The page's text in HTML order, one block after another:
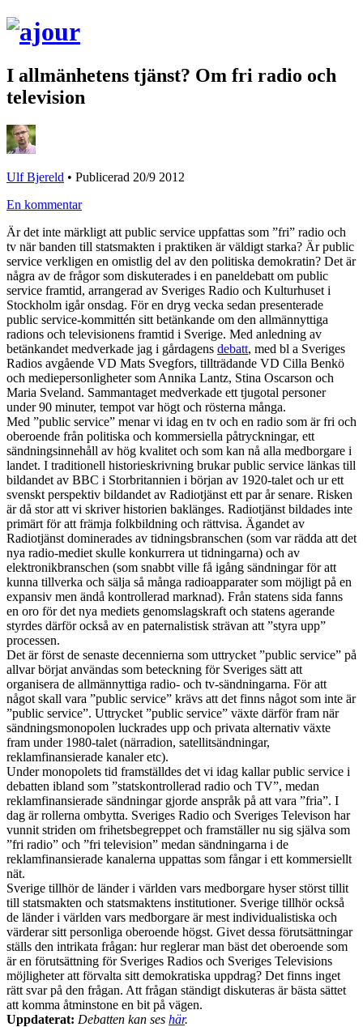
I allmänhetens tjänst? Om fri radio och
television
Ulf Bjereld • Publicerad 20/9 2012
En kommentar
Är det inte märkligt att public service uppfattas som ”fri” radio och
tv när banden till statsmakten i praktiken är väldigt starka? Är public
service verkligen en omistlig del av den politiska demokratin? Det är
några av de frågor som diskuterades i en paneldebatt om public
service framtid, arrangerad av Sveriges Radio och Kulturhuset i
Stockholm igår onsdag. För en dryg vecka sedan presenterade
public service-kommittén sitt betänkande om den allmännyttiga
radions och televisionens framtid i Sverige. Med anledning av
betänkandet medverkade jag i gårdagens debatt, med bl a Sveriges
Radios avgående VD Mats Svegfors, tillträdande VD Cilla Benkö
och mediepersonligheter som Annika Lantz, Stina Oscarson och
Maria Sveland. Sammantaget medverkade ett tjugotal personer
under 90 minuter, tempot var högt och rösterna många.
Med ”public service” menar vi idag en tv och en radio som är fri och
oberoende från politiska och kommersiella påtryckningar, ett
sändningsinnehåll av hög kvalitet och som kan nå alla medborgare i
landet. I traditionell historieskrivning brukar public service länkas till
bildandet av BBC i Storbritannien i början av 1920-talet och ur ett
svenskt perspektiv bildandet av Radiotjänst ett par år senare. Risken
är då stor att vi skriver historien baklänges. Radiotjänst bildades inte
primärt för att främja folkbildning och rättvisa. Ägandet av
Radiotjänst dominerades av tidningsbranschen (som var rädda att det
nya radio-mediet skulle konkurrera ut tidningarna) och av
elektronikbranschen (som snabbt ville få igång sändningar för att
kunna tillverka och sälja så många radioapparater som möjligt på en
expansiv men ändå kontrollerad marknad). Från statens sida fanns
en oro för det nya mediets genomslagskraft och statens agerande
styrdes därför också av en paternalistisk strävan att ”styra upp”
processen.
Det är först de senaste decennierna som uttrycket ”public service” på
allvar börjat användas som beteckning för Sveriges sätt att
organisera de allmännyttiga radio- och tv-sändningarna. För att
något skall vara ”public service” krävs att det finns något som inte är
”public service”. Uttrycket ”public service” växte därför fram när
sändningsmonopolen luckrades upp och privata alternativ växte
fram under 1980-talet (närradion, satellitsändningar,
reklamfinansierade kanaler etc).
Under monopolets tid framställdes det vi idag kallar public service i
debatten ibland som ”statskontrollerad radio och TV”, medan
reklamfinansierade sändningar gjorde anspråk på att vara ”fria”. I
dag är rollerna ombytta. Sveriges Radio och Sveriges Televison har
vunnit striden om frihetsbegreppet och framställer nu sig själva som
”fri radio” och ”fri television” medan sändningarna i de
reklamfinansierade kanalerna uppattas som fångar i ett kommersiellt
nät.
Sverige tillhör de länder i världen vars medborgare hyser störst tillit
till statsmakten och statsmaktens institutioner. Sverige tillhör också
de länder i världen vars medborgare är mest individualistiska och
värderar sitt personliga oberoende högst. Givet dessa förutsättningar
ställs den intrikata frågan: hur reglerar man bäst det oberoende som
är en förutsättning för Sveriges Radios och Sveriges Televisions
möjligheter att förvalta sitt demokratiska uppdrag? Det finns inget
rätt svar på den frågan. Att frågan ständigt diskuteras är bästa sättet
att komma åtminstone en bit på vägen.
Uppdaterat: Debatten kan ses här.